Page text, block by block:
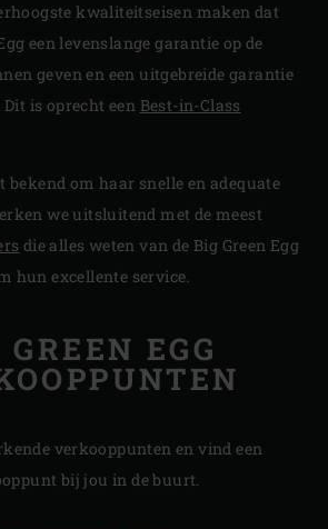
kwaliteitseisen maken dat
een levenslange garantie op de
geven en een uitgebreide garantie
is oprecht een Best-in-Class
bekend om haar snelle en adequate
we uitsluitend met de meest
die alles weten van de Big Green Egg
hun excellente service.
GREEN EGG
verkooppunten en vind een
bij jou in de buurt.